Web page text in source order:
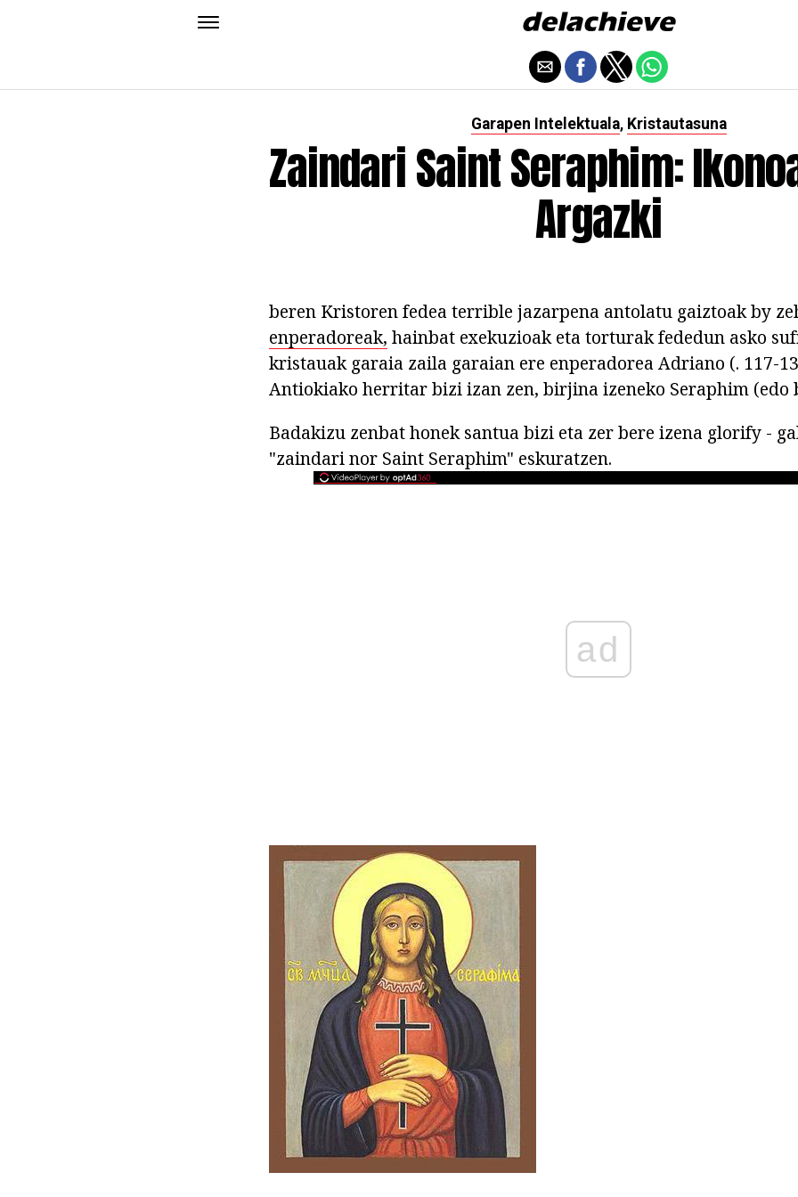
Garapen Intelektuala, Kristautasuna
Zaindari Saint Seraphim:
Argazki
beren Kristoren fedea terrible jazarpena antolatu gaiztoak by
enperadoreak, hainbat exekuzioak eta torturak fededun asko
kristauak garaia zaila garaian ere enperadorea Adriano (. 117-
Antiokiako herritar bizi izan zen, birjina izeneko Seraphim (edo
Badakizu zenbat honek santua bizi eta zer bere izena glorify -
"zaindari nor Saint Seraphim" eskuratzen.
ad